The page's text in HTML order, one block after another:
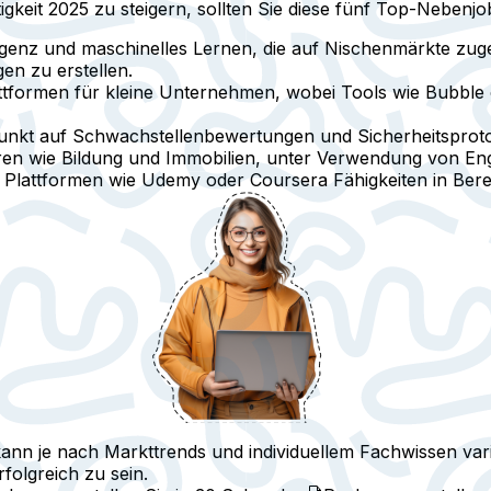
2025 zu steigern, sollten Sie diese fünf Top-
und maschinelles Lernen, die auf Nischenmärkte
zu erstellen.
für kleine Unternehmen, wobei Tools wie
auf Schwachstellenbewertungen und
wie Bildung und Immobilien, unter Verwendung von
wie Udemy oder Coursera Fähigkeiten in
je nach Markttrends und individuellem Fachwissen
zu sein.